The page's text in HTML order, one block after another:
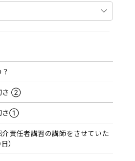
さ ②
さ①
介責任者講習の講師をさせていた
）